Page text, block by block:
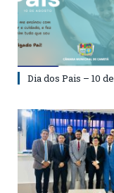
Dia dos Pais – 10